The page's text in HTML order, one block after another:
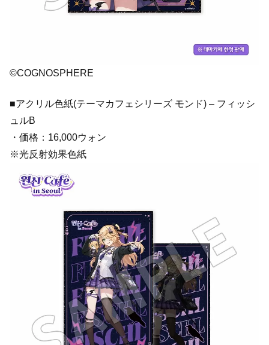
©COGNOSPHERE
■アクリル色紙(テーマカフェシリーズ モンド) – フィッシ
ュルB
・価格：16,000ウォン
※光反射効果色紙